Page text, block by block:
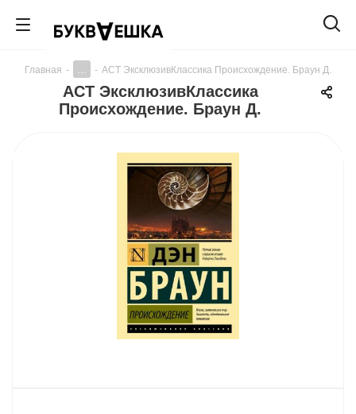
Главная - - АСТ ЭксклюзивКлассика Происхождение. Браун Д.
АСТ ЭксклюзивКлассика
Происхождение. Браун Д.